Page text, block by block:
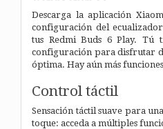
Descarga la aplicación
configuración del
tus Redmi Buds 6 Play. Tú
configuración para disfrutar
óptima. Hay aún más
Control táctil
Sensación táctil suave para
toque: acceda a múltiples